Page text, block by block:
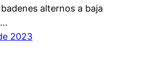
alternos a baja
2023